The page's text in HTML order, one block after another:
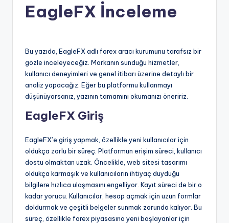
EagleFX İnceleme
Bu yazıda, EagleFX adlı forex aracı kurumunu tarafsız bir
gözle inceleyeceğiz. Markanın sunduğu hizmetler,
kullanıcı deneyimleri ve genel itibarı üzerine detaylı bir
analiz yapacağız. Eğer bu platformu kullanmayı
düşünüyorsanız, yazının tamamını okumanızı öneririz.
EagleFX Giriş
EagleFX’e giriş yapmak, özellikle yeni kullanıcılar için
oldukça zorlu bir süreç. Platformun erişim süreci, kullanıcı
dostu olmaktan uzak. Öncelikle, web sitesi tasarımı
oldukça karmaşık ve kullanıcıların ihtiyaç duyduğu
bilgilere hızlıca ulaşmasını engelliyor. Kayıt süreci de bir o
kadar yorucu. Kullanıcılar, hesap açmak için uzun formlar
doldurmak ve çeşitli belgeler sunmak zorunda kalıyor. Bu
süreç, özellikle forex piyasasına yeni başlayanlar için